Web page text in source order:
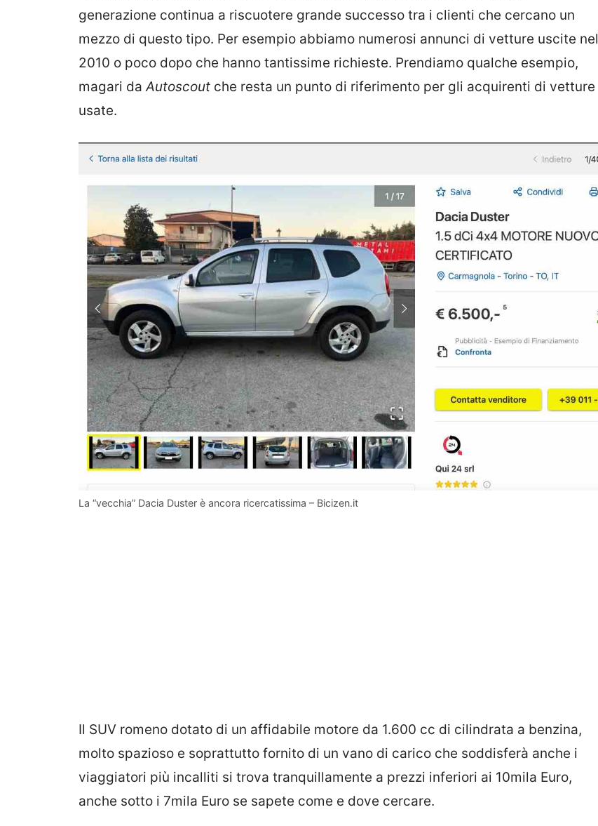
generazione continua a riscuotere grande successo tra i clienti che cercano un
mezzo di questo tipo. Per esempio abbiamo numerosi annunci di vetture uscite nel
2010 o poco dopo che hanno tantissime richieste. Prendiamo qualche esempio,
magari daAutoscout che resta un punto di riferimento per gli acquirenti di vetture
usate.
La “vecchia” Dacia Duster è ancora ricercatissima – Bicizen.it
Il SUV romeno dotato di un affidabile motore da 1.600 cc di cilindrata a benzina,
molto spazioso e soprattutto fornito di un vano di carico che soddisferà anche i
viaggiatori più incalliti si trova tranquillamente a prezzi inferiori ai 10mila Euro,
anche sotto i 7mila Euro se sapete come e dove cercare.